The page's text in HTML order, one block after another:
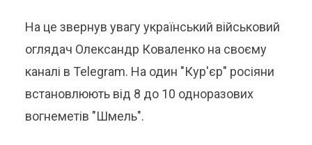
На це звернув увагу український військовий
оглядач Олександр Коваленко на своєму
каналі в Telegram. На один "Кур'єр" росіяни
встановлюють від 8 до 10 одноразових
вогнеметів "Шмель".